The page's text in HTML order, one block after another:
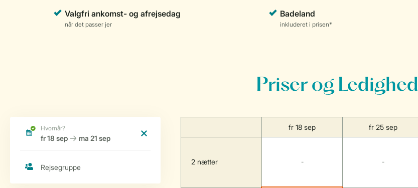
Priser og Ledighed
fr 18 sep fr 25 sep
2 nætter - -